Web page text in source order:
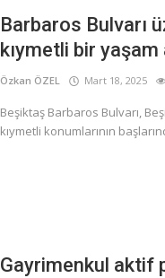
Barbaros Bulvarı
kıymetli bir yaşam
Özkan ÖZEL Mart 18, 2025
Beşiktaş Barbaros Bulvarı,
kıymetli konumlarının
Gayrimenkul aktif